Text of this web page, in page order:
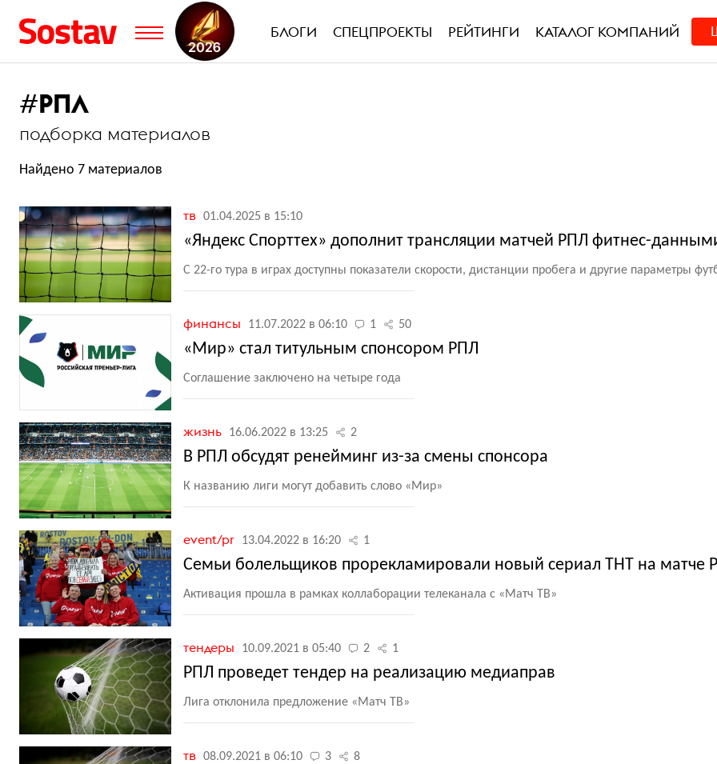
БЛОГИ СПЕЦПРОЕКТЫ РЕЙТИНГИ КАТАЛОГ КОМПАНИЙ
#РПЛ
подборка материалов
Найдено 7 материалов
тв 01.04.2025 в 15:10
«Яндекс Спорттех» дополнит трансляции матчей РПЛ фитнес-
С 22-го тура в играх доступны показатели скорости, дистанции пробега и другие параметры
финансы 11.07.2022 в 06:10 1 50
«Мир» стал титульным спонсором РПЛ
Соглашение заключено на четыре года
жизнь 16.06.2022 в 13:25 2
В РПЛ обсудят ренейминг из-за смены спонсора
К названию лиги могут добавить слово «Мир»
event/pr 13.04.2022 в 16:20 1
Семьи болельщиков прорекламировали новый сериал ТНТ на матче
Активация прошла в рамках коллаборации телеканала с «Матч ТВ»
тендеры 10.09.2021 в 05:40 2 1
РПЛ проведет тендер на реализацию медиаправ
Лига отклонила предложение «Матч ТВ»
тв 08.09.2021 в 06:10 3 8